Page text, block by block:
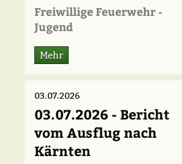
Freiwillige Feuerwehr -
Jugend
Mehr
03.07.2026
03.07.2026 - Bericht
vom Ausflug nach
Kärnten